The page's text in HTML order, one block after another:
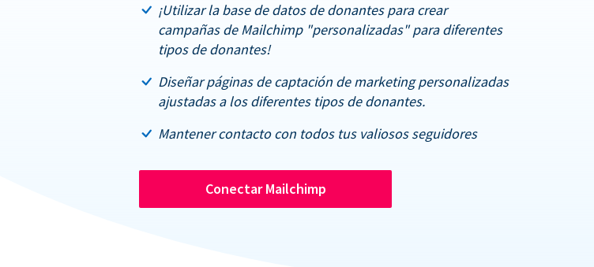
¡Utilizar la base de datos de donantes para crear
campañas de Mailchimp "personalizadas" para diferentes
tipos de donantes!
Diseñar páginas de captación de marketing personalizadas
ajustadas a los diferentes tipos de donantes.
Mantener contacto con todos tus valiosos seguidores
Conectar Mailchimp